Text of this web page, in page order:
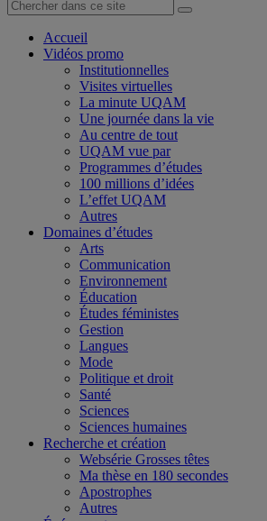
Accueil
Vidéos promo
Institutionnelles
Visites virtuelles
La minute UQAM
Une journée dans la vie
Au centre de tout
UQAM vue par
Programmes d’études
100 millions d’idées
L’effet UQAM
Autres
Domaines d’études
Arts
Communication
Environnement
Éducation
Études féministes
Gestion
Langues
Mode
Politique et droit
Santé
Sciences
Sciences humaines
Recherche et création
Websérie Grosses têtes
Ma thèse en 180 secondes
Apostrophes
Autres